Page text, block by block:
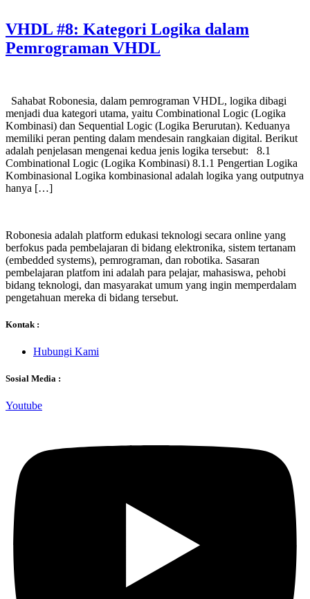
VHDL #8: Kategori Logika dalam
Pemrograman VHDL
Sahabat Robonesia, dalam pemrograman VHDL, logika dibagi
menjadi dua kategori utama, yaitu Combinational Logic (Logika
Kombinasi) dan Sequential Logic (Logika Berurutan). Keduanya
memiliki peran penting dalam mendesain rangkaian digital. Berikut
adalah penjelasan mengenai kedua jenis logika tersebut: 8.1
Combinational Logic (Logika Kombinasi) 8.1.1 Pengertian Logika
Kombinasional Logika kombinasional adalah logika yang outputnya
hanya […]
Robonesia adalah platform edukasi teknologi secara online yang
berfokus pada pembelajaran di bidang elektronika, sistem tertanam
(embedded systems), pemrograman, dan robotika. Sasaran
pembelajaran platfom ini adalah para pelajar, mahasiswa, pehobi
bidang teknologi, dan masyarakat umum yang ingin memperdalam
pengetahuan mereka di bidang tersebut.
Kontak :
Hubungi Kami
Sosial Media :
Youtube